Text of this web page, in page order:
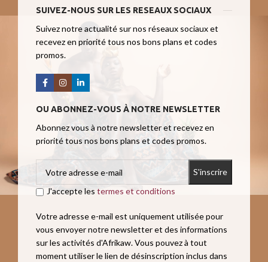
SUIVEZ-NOUS SUR LES RESEAUX SOCIAUX
Suivez notre actualité sur nos réseaux sociaux et
recevez en priorité tous nos bons plans et codes
promos.
OU ABONNEZ-VOUS À NOTRE NEWSLETTER
Abonnez vous à notre newsletter et recevez en
priorité tous nos bons plans et codes promos.
J'accepte les termes et conditions
Votre adresse e-mail est uniquement utilisée pour
vous envoyer notre newsletter et des informations
sur les activités d'Afrikaw. Vous pouvez à tout
moment utiliser le lien de désinscription inclus dans